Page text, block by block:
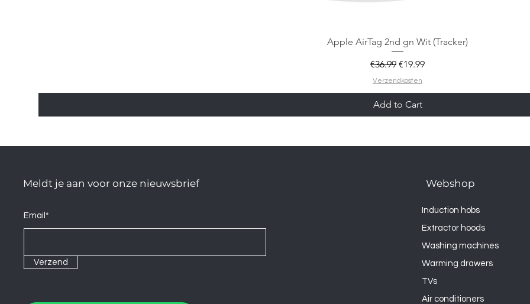
Apple AirTag 2nd gn Wit (Tracker)
Regular Price
€36.99 Sale Price
€19.99
Verzendkosten
Add to Cart
Meldt je aan voor onze nieuwsbrief
Email*
Verzend
Webshop
Induction hobs
Extractor hoods
Washing machines
Warming drawers
TVs
Air conditioners